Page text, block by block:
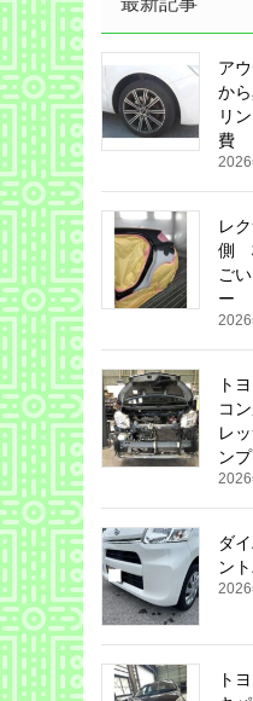
ア
か
リ
費
2026
レ
側
ご
ー
2026
ト
コ
レ
ン
2026
ダ
ン
2026
ト